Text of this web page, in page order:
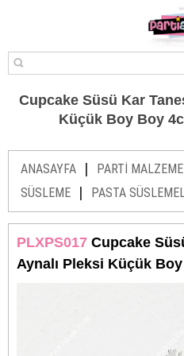
Cupcake Süsü Kar
Küçük Boy Boy
ANASAYFA | PARTİ
SÜSLEME
| PASTA
PLXPS017 Cupcake
Aynalı Pleksi Küçük